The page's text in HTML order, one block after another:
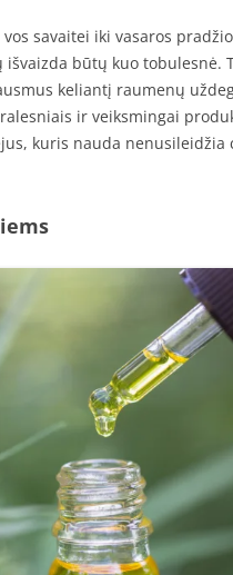
savaitei iki vasaros
būtų kuo tobulesnė.
keliantį raumenų
ir veiksmingai
kuris nauda nenusileidžia